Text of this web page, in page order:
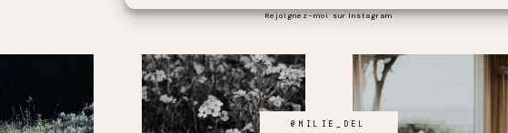
Rejoignez-moi sur Instagram
@MILIE_DEL